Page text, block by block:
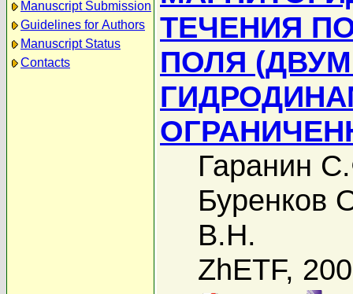
Manuscript Submission
Guidelines for Authors
Manuscript Status
Contacts
ТЕЧЕНИЯ
ПОЛЯ
Гаранин
Буренков
В.Н.
ZhETF,